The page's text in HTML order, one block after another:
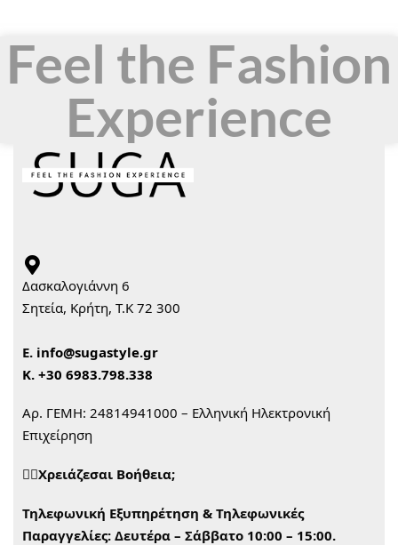
Feel the Fashion
Experience
Δασκαλογιάννη 6
Σητεία, Κρήτη, Τ.Κ 72 300
Ε. info@sugastyle.gr
Κ. +30 6983.798.338
Αρ. ΓΕΜΗ: 24814941000 – Ελληνική Ηλεκτρονική
Επιχείρηση
🙋‍♀️Χρειάζεσαι Βοήθεια;
Τηλεφωνική Εξυπηρέτηση & Τηλεφωνικές
Παραγγελίες: Δευτέρα – Σάββατο 10:00 – 15:00.